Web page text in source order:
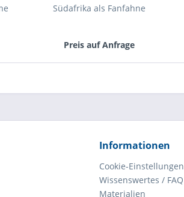
Südafrika als Fanfahne
Preis auf Anfrage
Informationen
Cookie-Einstellungen
Wissenswertes / FAQ
Materialien